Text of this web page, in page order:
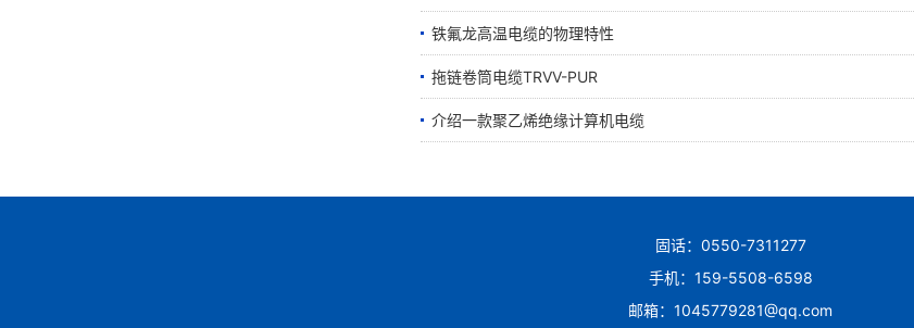
铁氟龙高温电缆的物理特性
拖链卷筒电缆TRVV-PUR
介绍一款聚乙烯绝缘计算机电缆
固话：0550-7311277
手机：159-5508-6598
邮箱：1045779281@qq.com